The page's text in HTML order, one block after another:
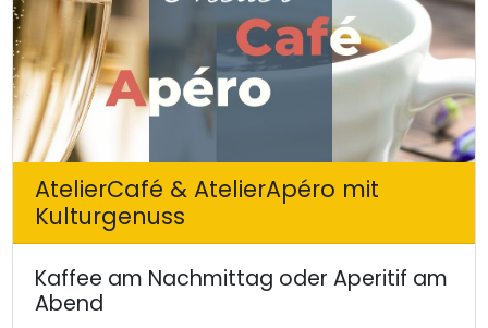
AtelierCafé & AtelierApéro mit
Kulturgenuss
Kaffee am Nachmittag oder Aperitif am
Abend